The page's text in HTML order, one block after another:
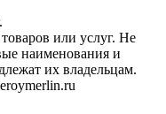
или услуг. Не
наименования и
их владельцам.